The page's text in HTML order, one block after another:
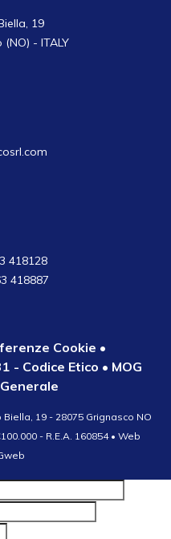
19
- ITALY
418128
418887
Cookie •
- Codice Etico • MOG
Biella, 19 - 28075 Grignasco NO
- R.E.A. 160854• Web